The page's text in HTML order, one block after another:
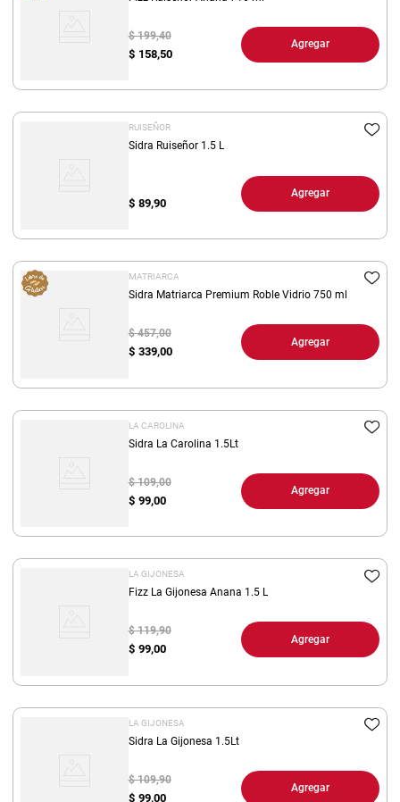
$ 158,50
$ 199,40
Agregar
RUISEÑOR
Sidra Ruiseñor 1.5 L
$ 89,90
Agregar
MATRIARCA
Sidra Matriarca Premium Roble Vidrio 750 ml
$ 339,00
$ 457,00
Agregar
LA CAROLINA
Sidra La Carolina 1.5Lt
$ 99,00
$ 109,00
Agregar
LA GIJONESA
Fizz La Gijonesa Anana 1.5 L
$ 99,00
$ 119,90
Agregar
LA GIJONESA
Sidra La Gijonesa 1.5Lt
$ 99,00
$ 109,90
Agregar